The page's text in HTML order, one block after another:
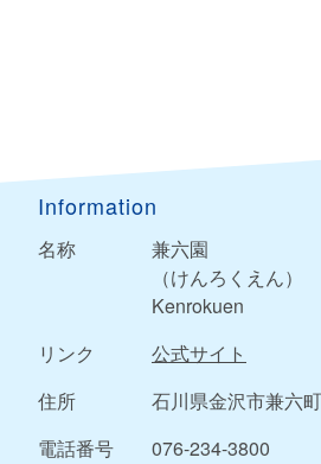
Information
名称
兼六園
（けんろくえん）
Kenrokuen
リンク
公式サイト
住所
石川県金沢市兼六
電話番号
076-234-3800